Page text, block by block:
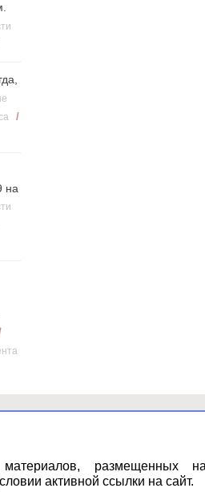
/
на
размещенных
активной ссылки на сайт.